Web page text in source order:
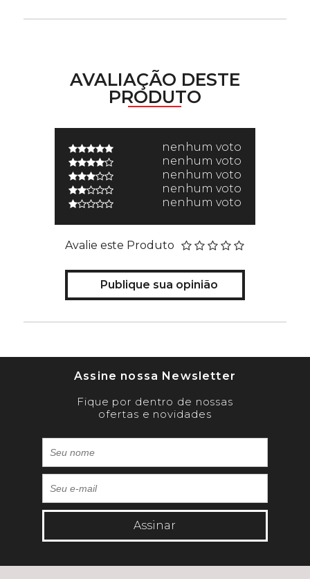
AVALIAÇÃO DESTE
PRODUTO
nenhum voto
nenhum voto
nenhum voto
nenhum voto
nenhum voto
Avalie este Produto
Publique sua opinião
Assine nossa Newsletter
Fique por dentro de nossas
ofertas e novidades
Assinar